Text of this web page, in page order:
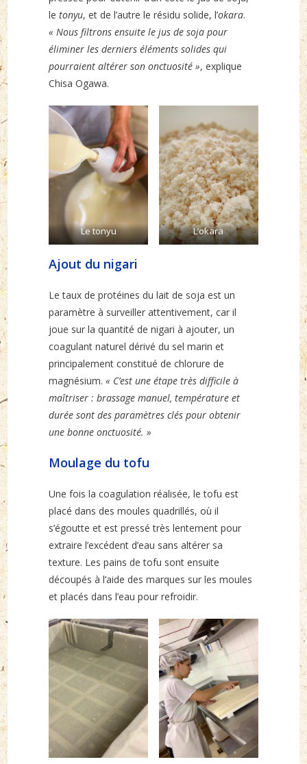
letonyu, et de l’autre le résidu solide, l’okara.
« Nous filtrons ensuite le jus de soja pour
éliminer les derniers éléments solides qui
pourraient altérer son onctuosité », explique
Chisa Ogawa.
Le tonyu L’okara
Ajout du nigari
Le taux de protéines du lait de soja est un
paramètre à surveiller attentivement, car il
joue sur la quantité de nigari à ajouter, un
coagulant naturel dérivé du sel marin et
principalement constitué de chlorure de
magnésium.« C’est une étape très difficile à
maîtriser : brassage manuel, température et
durée sont des paramètres clés pour obtenir
une bonne onctuosité. »
Moulage du tofu
Une fois la coagulation réalisée, le tofu est
placé dans des moules quadrillés, où il
s’égoutte et est pressé très lentement pour
extraire l’excédent d’eau sans altérer sa
texture. Les pains de tofu sont ensuite
découpés à l’aide des marques sur les moules
et placés dans l’eau pour refroidir.